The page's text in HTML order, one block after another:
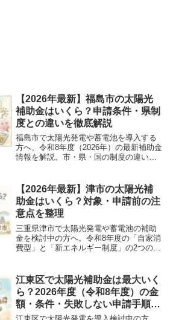
【2026年最新】福島市の太陽光
補助金はいくら？申請条件・県制
度との違いを徹底解説
福島市で太陽光発電や蓄電池を導入する
方へ、令和8年度（2026年）の最新補助金
情報を解説。市・県・国の制度の違いや
い業者選びのポイントも紹介します。
【2026年最新】津市の太陽光補
助金はいくら？対象・申請前の注
意点を整理
三重県津市で太陽光発電や蓄電池の補助
金を検討中の方へ。令和8年度の「自家消
費型」と「新エネルギー制度」の2つの違
めのチェックリストや業者への質問集も
公開中！
江東区で太陽光補助金は最大いく
ら？2026年度（令和8年度）の金
額・条件・失敗しない申請手順を
完全解説